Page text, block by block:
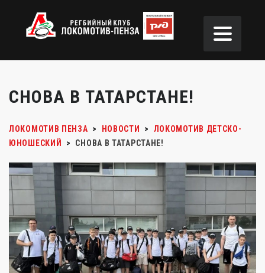
СНОВА В ТАТАРСТАНЕ!
ЛОКОМОТИВ ПЕНЗА > НОВОСТИ >
ЛОКОМОТИВ ДЕТСКО-
ЮНОШЕСКИЙ
> СНОВА В ТАТАРСТАНЕ!